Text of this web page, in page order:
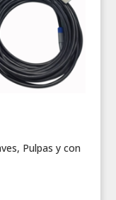
Pulpas y con